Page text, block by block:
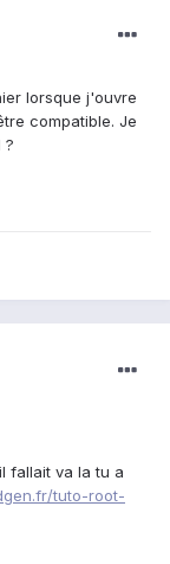
lorsque j'ouvre
compatible. Je
?
fallait va la tu a
tuto-root-